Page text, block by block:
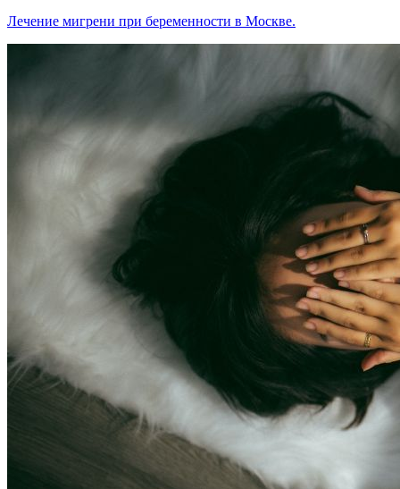
Лечение мигрени при беременности в Москве.